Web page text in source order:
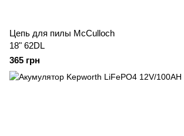
Цепь для пилы McCulloch
18" 62DL
365 грн